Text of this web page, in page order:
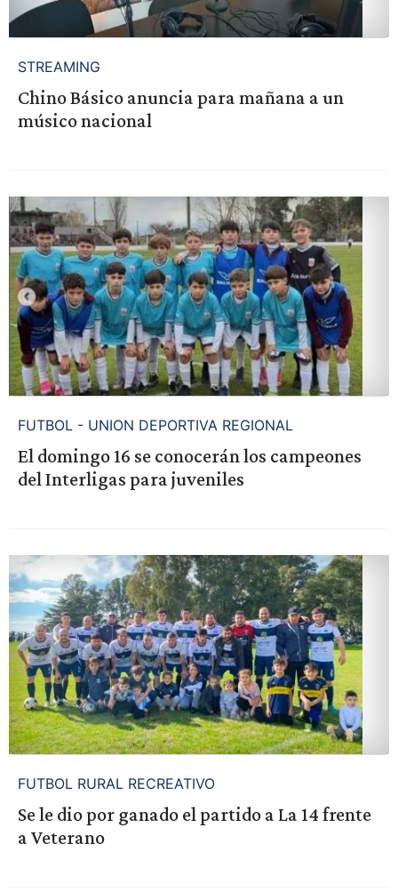
STREAMING
Chino Básico anuncia para mañana a un
músico nacional
FUTBOL - UNION DEPORTIVA REGIONAL
El domingo 16 se conocerán los campeones
del Interligas para juveniles
FUTBOL RURAL RECREATIVO
Se le dio por ganado el partido a La 14 frente
a Veterano